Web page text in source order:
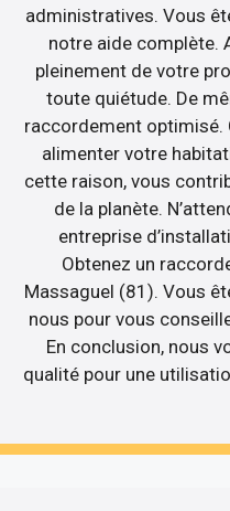
administratives. Vous
notre aide complète.
pleinement de votre
toute quiétude. De
raccordement optimisé.
alimenter votre
cette raison, vous
de la planète.
entreprise
Obtenez un
Massaguel (81). Vous
nous pour vous
En conclusion, nous
qualité pour une